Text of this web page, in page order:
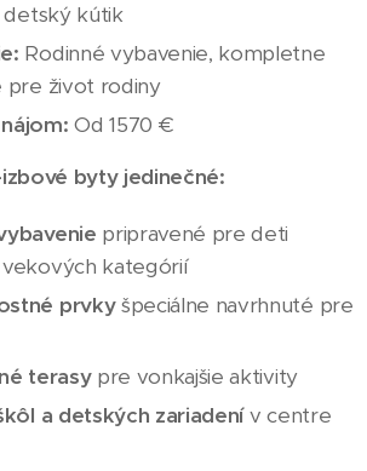
detský kútik
Rodinné vybavenie, kompletne
pre život rodiny
Od 1570 €
byty jedinečné:
pripravené pre deti
kategórií
prvkyšpeciálne navrhnuté pre
terasypre vonkajšie aktivity
a detských zariadenív centre